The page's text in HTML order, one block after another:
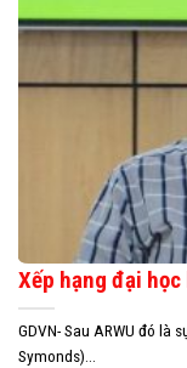
Xếp hạng đại
GDVN- Sau ARWU đó là
Symonds)...